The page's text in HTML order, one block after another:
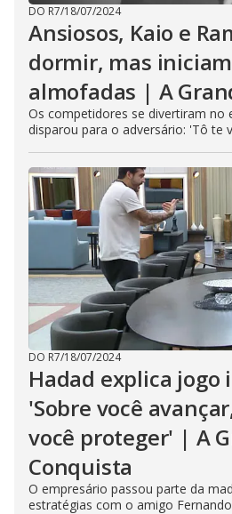
DO R7/18/07/2024
Ansiosos, Kaio e
dormir, mas
almofadas | A
Os competidores se divertiram no
disparou para o adversário: 'Tô te
DO R7/18/07/2024
Hadad explica jogo
'Sobre você
você proteger' | A
Conquista
O empresário passou parte da
estratégias com o amigo Fernando